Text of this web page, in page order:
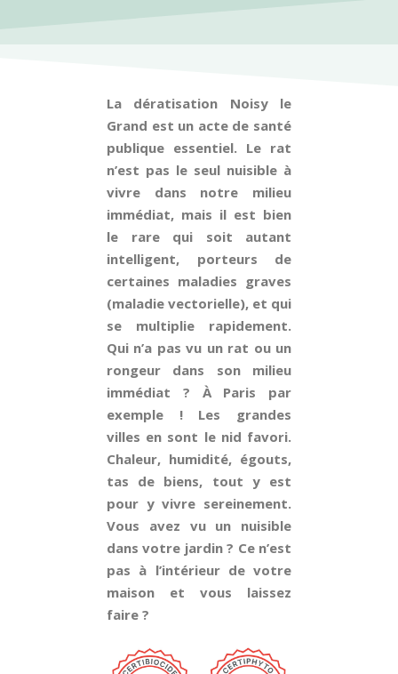
La dératisation Noisy le
Grand est un acte de santé
publique essentiel. Le rat
n’est pas le seul nuisible à
vivre dans notre milieu
immédiat, mais il est bien
le rare qui soit autant
intelligent, porteurs de
certaines maladies graves
(maladie vectorielle), et qui
se multiplie rapidement.
Qui n’a pas vu un rat ou un
rongeur dans son milieu
immédiat ? À Paris par
exemple ! Les grandes
villes en sont le nid favori.
Chaleur, humidité, égouts,
tas de biens, tout y est
pour y vivre sereinement.
Vous avez vu un nuisible
dans votre jardin ? Ce n’est
pas à l’intérieur de votre
maison et vous laissez
faire ?